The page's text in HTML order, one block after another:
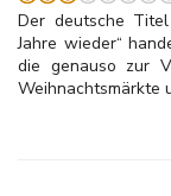
Der deutsche
Jahre wieder“
die genauso zur
Weihnachtsmärkte